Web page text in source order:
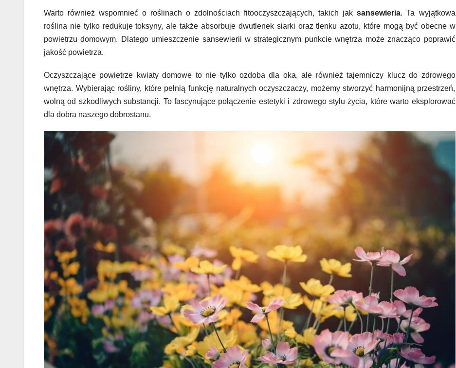
Warto również wspomnieć o roślinach o zdolnościach fitooczyszczających, takich jaksansewieria. Ta wyjątkowa
roślina nie tylko redukuje toksyny, ale także absorbuje dwutlenek siarki oraz tlenku azotu, które mogą być obecne w
powietrzu domowym. Dlatego umieszczenie sansewierii w strategicznym punkcie wnętrza może znacząco poprawić
jakość powietrza.
Oczyszczające powietrze kwiaty domowe to nie tylko ozdoba dla oka, ale również tajemniczy klucz do zdrowego
wnętrza. Wybierając rośliny, które pełnią funkcję naturalnych oczyszczaczy, możemy stworzyć harmonijną przestrzeń,
wolną od szkodliwych substancji. To fascynujące połączenie estetyki i zdrowego stylu życia, które warto eksplorować
dla dobra naszego dobrostanu.